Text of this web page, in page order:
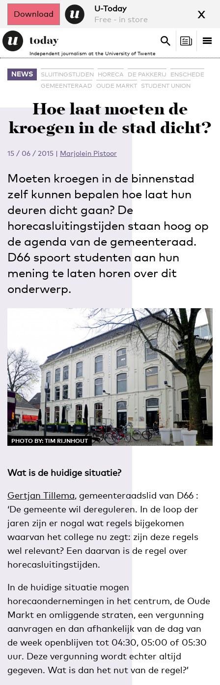
Download
U-Today
Free - in store
x
Independent journalism at the University of Twente
Search
Search
NEWS SLUITINGSTIJDEN HORECA DE PAKKERIJ
ENSCHEDE
GEMEENTERAAD
OUDE MARKT STUDENT UNION
Hoe laat moeten de
kroegen in de stad dicht?
15 / 06 / 2015 | Marjolein Pistoor
Moeten kroegen in de binnenstad
zelf kunnen bepalen hoe laat hun
deuren dicht gaan? De
horecasluitingstijden staan hoog op
de agenda van de gemeenteraad.
D66 spoort studenten aan hun
mening te laten horen over dit
onderwerp.
PHOTO BY: TIM RIJNHOUT
Wat is de huidige situatie?
Gertjan Tillema, gemeenteraadslid van D66 :
‘De gemeente wil dereguleren. In de loop der
jaren zijn er nogal wat regels bijgekomen
waarvan het college nu zegt: zijn deze regels
wel relevant? Een daarvan is de regel over
horecasluitingstijden.
In de huidige situatie mogen
horecaondernemingen in het centrum, de Oude
Markt en omliggende straten, een vergunning
aanvragen en dan afhankelijk van de dag van
de week openblijven tot 04:30, 05:00 of 05:30
uur. Deze vergunning wordt echter altijd
gegeven. Wat is dan het nut van de regel?’